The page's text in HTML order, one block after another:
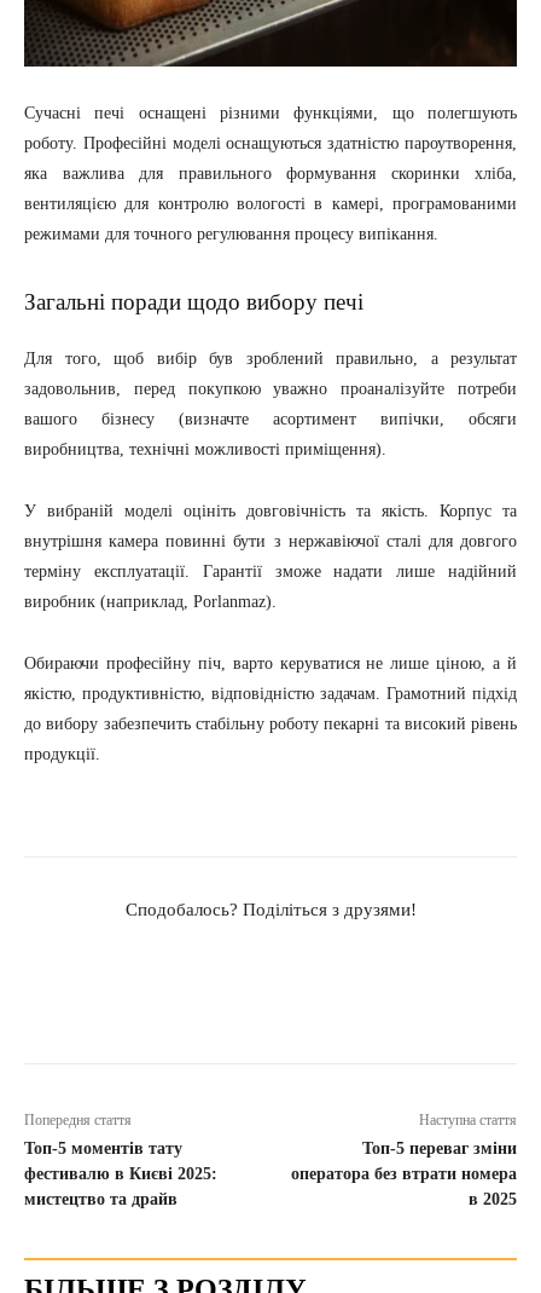
Сучасні печі оснащені різними функціями, що полегшують
роботу. Професійні моделі оснащуються здатністю пароутворення,
яка важлива для правильного формування скоринки хліба,
вентиляцією для контролю вологості в камері, програмованими
режимами для точного регулювання процесу випікання.
Загальні поради щодо вибору печі
Для того, щоб вибір був зроблений правильно, а результат
задовольнив, перед покупкою уважно проаналізуйте потреби
вашого бізнесу (визначте асортимент випічки, обсяги
виробництва, технічні можливості приміщення).
У вибраній моделі оцініть довговічність та якість. Корпус та
внутрішня камера повинні бути з нержавіючої сталі для довгого
терміну експлуатації. Гарантії зможе надати лише надійний
виробник (наприклад, Porlanmaz).
Обираючи професійну піч, варто керуватися не лише ціною, а й
якістю, продуктивністю, відповідністю задачам. Грамотний підхід
до вибору забезпечить стабільну роботу пекарні та високий рівень
продукції.
Сподобалось? Поділіться з друзями!
Попередня стаття
Топ-5 моментів тату
фестивалю в Києві 2025:
мистецтво та драйв
Наступна стаття
Топ-5 переваг зміни
оператора без втрати номера
в 2025